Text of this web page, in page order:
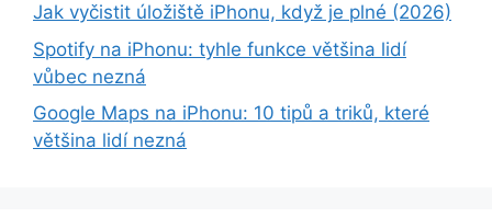
Jak vyčistit úložiště iPhonu, když je plné (2026)
Spotify na iPhonu: tyhle funkce většina lidí
vůbec nezná
Google Maps na iPhonu: 10 tipů a triků, které
většina lidí nezná